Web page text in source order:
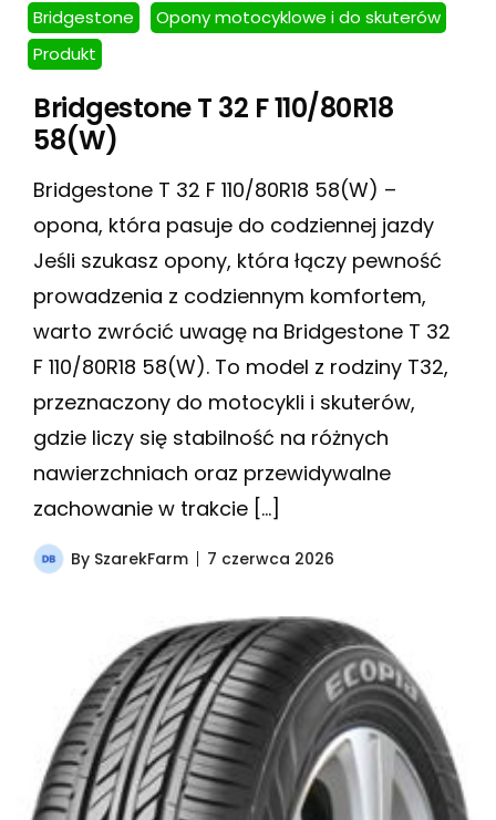
Bridgestone
Opony motocyklowe i do skuterów
Produkt
Bridgestone T 32 F 110/80R18
58(W)
Bridgestone T 32 F 110/80R18 58(W) –
opona, która pasuje do codziennej jazdy
Jeśli szukasz opony, która łączy pewność
prowadzenia z codziennym komfortem,
warto zwrócić uwagę na Bridgestone T 32
F 110/80R18 58(W). To model z rodziny T32,
przeznaczony do motocykli i skuterów,
gdzie liczy się stabilność na różnych
nawierzchniach oraz przewidywalne
zachowanie w trakcie […]
By SzarekFarm 7 czerwca 2026